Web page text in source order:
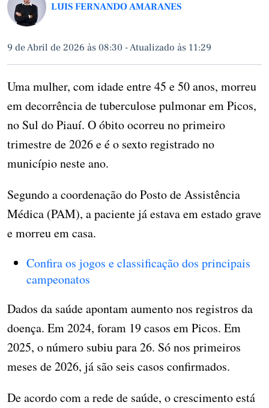
LUIS FERNANDO AMARANES
9 de Abril de 2026 às 08:30 -Atualizado às 11:29
Uma mulher, com idade entre 45 e 50 anos, morreu
em decorrência de tuberculose pulmonar em Picos,
no Sul do Piauí. O óbito ocorreu no primeiro
trimestre de 2026 e é o sexto registrado no
município neste ano.
Segundo a coordenação do Posto de Assistência
Médica (PAM), a paciente já estava em estado grave
e morreu em casa.
Confira os jogos e classificação dos principais
campeonatos
Dados da saúde apontam aumento nos registros da
doença. Em 2024, foram 19 casos em Picos. Em
2025, o número subiu para 26. Só nos primeiros
meses de 2026, já são seis casos confirmados.
De acordo com a rede de saúde, o crescimento está